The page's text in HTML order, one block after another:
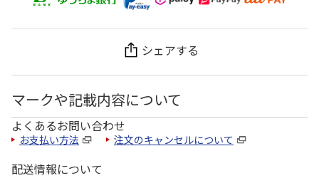
シェアする
マークや記載内容について
よくあるお問い合わせ
お支払い方法 注文のキャンセルについて
配送情報について